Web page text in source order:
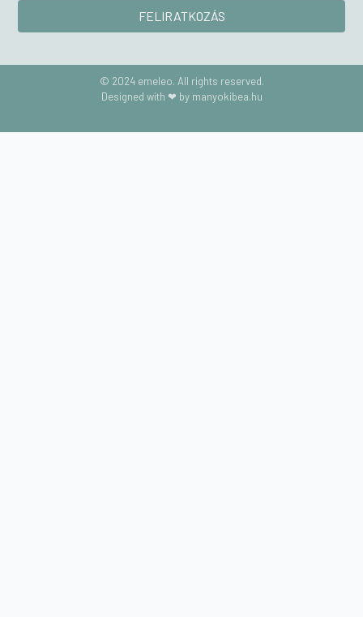
© 2024 emeleo. All rights reserved.
Designed with ❤ by manyokibea.hu